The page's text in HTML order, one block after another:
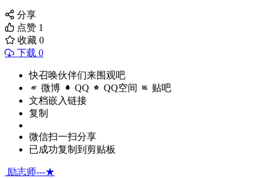
分享
点赞 1
收藏 0
下载 0
快召唤伙伴们来围观吧
微博 QQ QQ空间 贴吧
文档嵌入链接
复制
微信扫一扫分享
已成功复制到剪贴板
励志师---★